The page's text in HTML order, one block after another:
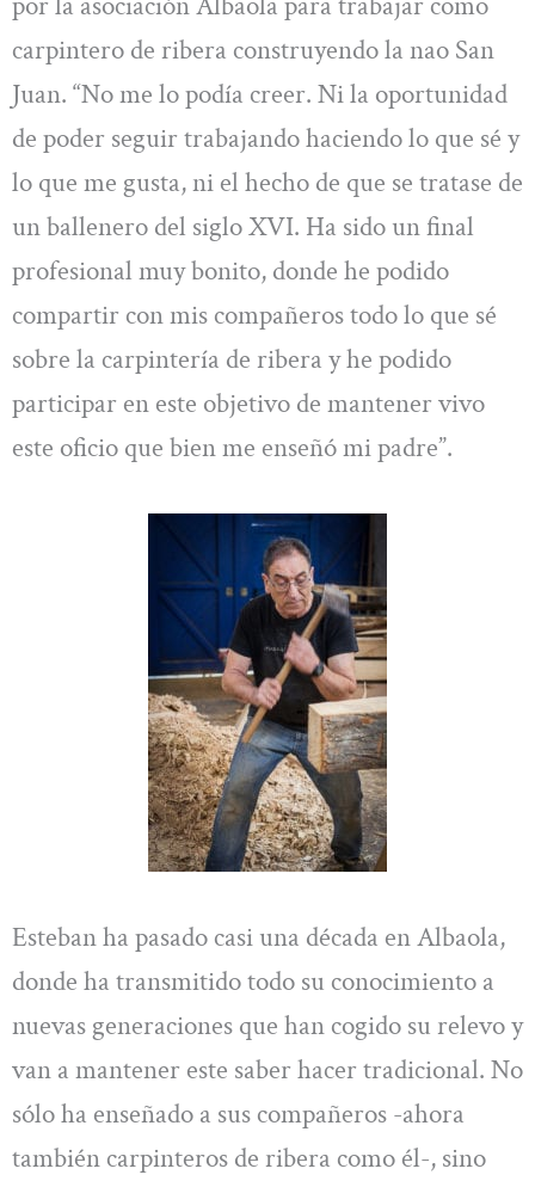
carpintero de ribera construyendo la nao San
Juan. “No me lo podía creer. Ni la oportunidad
de poder seguir trabajando haciendo lo que sé y
lo que me gusta, ni el hecho de que se tratase de
un ballenero del siglo XVI. Ha sido un final
profesional muy bonito, donde he podido
compartir con mis compañeros todo lo que sé
sobre la carpintería de ribera y he podido
participar en este objetivo de mantener vivo
este oficio que bien me enseñó mi padre”.
Esteban ha pasado casi una década en Albaola,
donde ha transmitido todo su conocimiento a
nuevas generaciones que han cogido su relevo y
van a mantener este saber hacer tradicional. No
sólo ha enseñado a sus compañeros -ahora
también carpinteros de ribera como él-, sino